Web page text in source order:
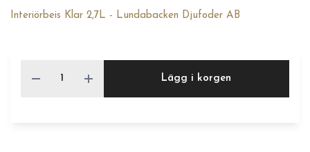
Interiörbeis Klar 2,7L - Lundabacken Djufoder AB
Lägg i korgen